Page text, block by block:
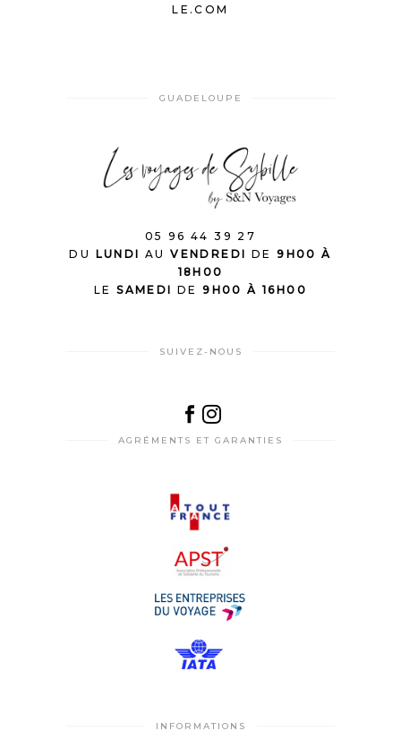
LE.COM
GUADELOUPE
05 96 44 39 27
DU
LUNDI AUVENDREDI DE9H00 À
18H00
LE SAMEDI DE9H00 À 16H00
SUIVEZ-NOUS
AGRÉMENTS ET GARANTIES
INFORMATIONS